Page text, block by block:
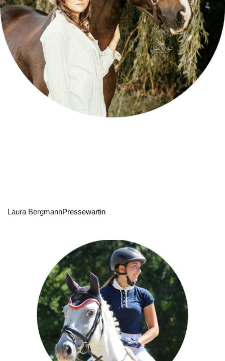
Laura BergmannPressewartin